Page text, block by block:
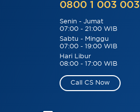
0800 1 003 003
Senin - Jumat
07:00 - 21:00 WIB
Sabtu - Minggu
07:00 - 19:00 WIB
Hari Libur
08:00 - 17:00 WIB
Call CS Now